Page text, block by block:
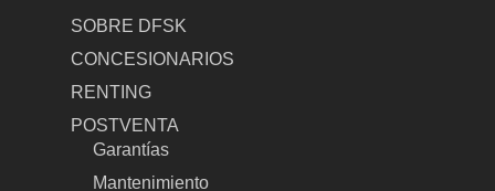
SOBRE DFSK
CONCESIONARIOS
RENTING
POSTVENTA
Garantías
Mantenimiento